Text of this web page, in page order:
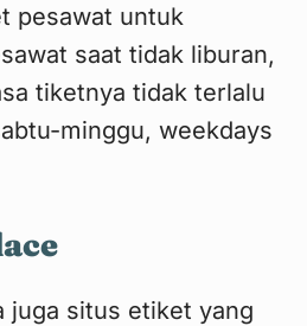
pesawat untuk
saat tidak liburan,
tiketnya tidak terlalu
minggu, weekdays
juga situs etiket yang